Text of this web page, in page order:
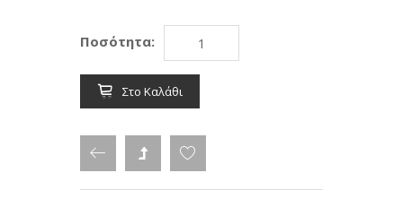
Ποσότητα:
Στο Καλάθι